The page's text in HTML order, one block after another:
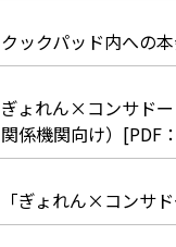
クックパッド内への
ぎょれん×コンサド
関係機関向け）[PDF
「ぎょれん×コンサ